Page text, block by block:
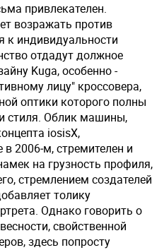
привлекателен.
возражать против
к индивидуальности
отдадут должное
Kuga, особенно -
лицу" кроссовера,
оптики которого полны
стиля. Облик машины,
iosisX,
2006‑м, стремителен и
на грузность профиля,
стремлением создателей
толику
Однако говорить о
свойственной
здесь попросту